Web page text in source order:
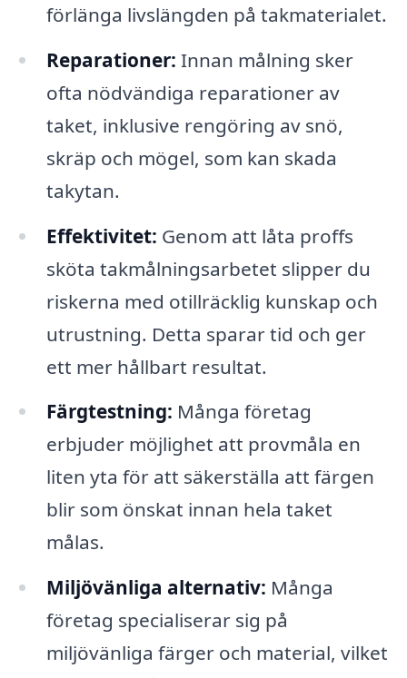
förlänga livslängden på takmaterialet.
Reparationer: Innan målning sker
ofta nödvändiga reparationer av
taket, inklusive rengöring av snö,
skräp och mögel, som kan skada
takytan.
Effektivitet: Genom att låta proffs
sköta takmålningsarbetet slipper du
riskerna med otillräcklig kunskap och
utrustning. Detta sparar tid och ger
ett mer hållbart resultat.
Färgtestning: Många företag
erbjuder möjlighet att provmåla en
liten yta för att säkerställa att färgen
blir som önskat innan hela taket
målas.
Miljövänliga alternativ: Många
företag specialiserar sig på
miljövänliga färger och material, vilket